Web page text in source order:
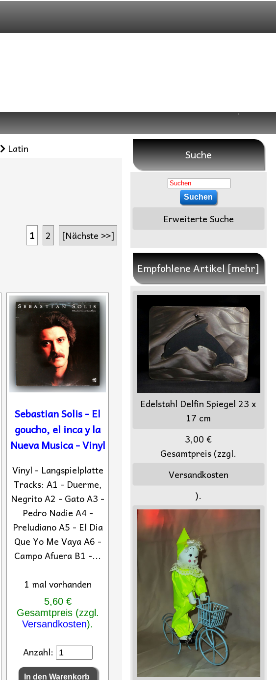
Latin
1
2 [Nächste >>]
Sebastian Solis - El
goucho, el inca y la
Nueva Musica - Vinyl
Vinyl - Langspielplatte
Tracks: A1 - Duerme,
Negrito A2 - Gato A3 -
Pedro Nadie A4 -
Preludiano A5 - El Dia
Que Yo Me Vaya A6 -
Campo Afuera B1 -...
1 mal vorhanden
5,60 €
Gesamtpreis (zzgl.
Versandkosten).
Anzahl:
Suche
Erweiterte Suche
Empfohlene Artikel [mehr]
Edelstahl Delfin Spiegel 23 x
17 cm
3,00 €
Gesamtpreis (zzgl.
Versandkosten
).